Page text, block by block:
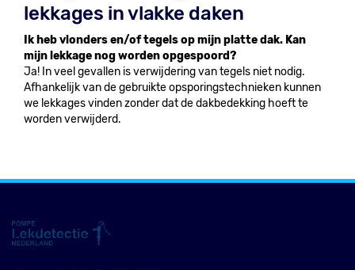
lekkages in vlakke daken
Ik heb vlonders en/of tegels op mijn platte dak. Kan
mijn lekkage nog worden opgespoord?
Ja! In veel gevallen is verwijdering van tegels niet nodig.
Afhankelijk van de gebruikte opsporingstechnieken kunnen
we lekkages vinden zonder dat de dakbedekking hoeft te
worden verwijderd.